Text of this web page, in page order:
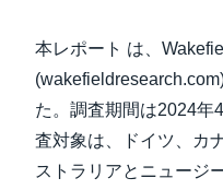
本レポート は、
た。調査期間は2024年
査対象は、ドイツ、カ
ストラリアとニュージ